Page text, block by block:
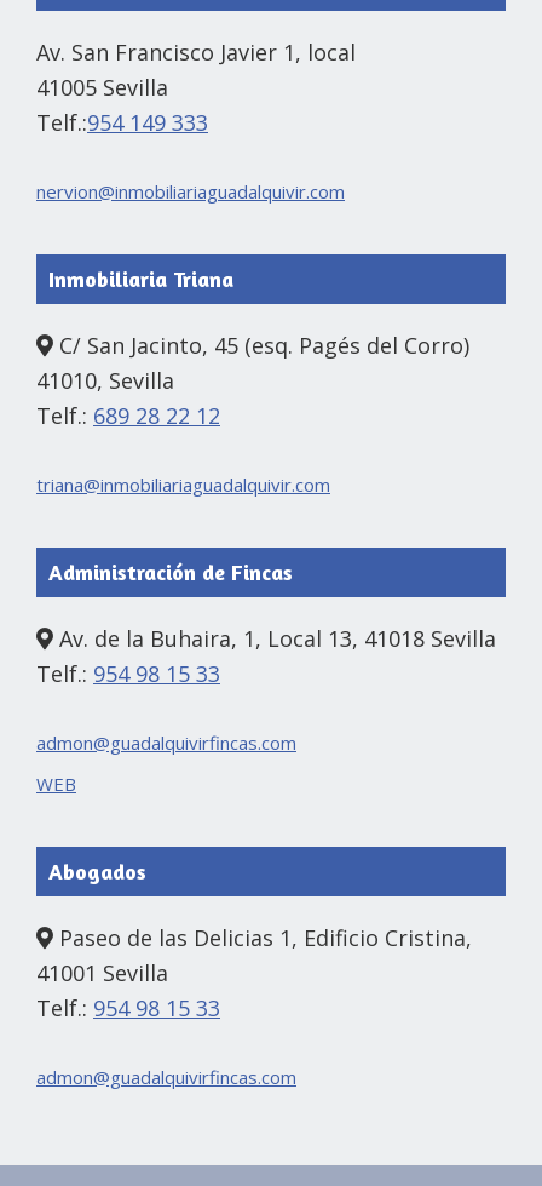
Av. San Francisco Javier 1, local
41005 Sevilla
Telf.:954 149 333
nervion@inmobiliariaguadalquivir.com
Inmobiliaria Triana
C/ San Jacinto, 45 (esq. Pagés del Corro)
41010, Sevilla
Telf.: 689 28 22 12
triana@inmobiliariaguadalquivir.com
Administración de Fincas
Av. de la Buhaira, 1, Local 13, 41018 Sevilla
Telf.: 954 98 15 33
admon@guadalquivirfincas.com
WEB
Abogados
Paseo de las Delicias 1, Edificio Cristina,
41001 Sevilla
Telf.: 954 98 15 33
admon@guadalquivirfincas.com